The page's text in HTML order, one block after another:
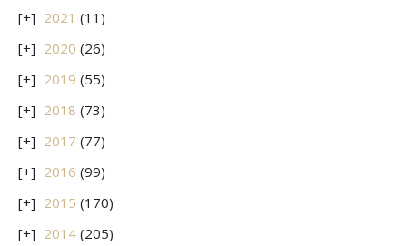
2021 (11)
2020 (26)
2019 (55)
2018 (73)
2017 (77)
2016 (99)
2015 (170)
2014 (205)